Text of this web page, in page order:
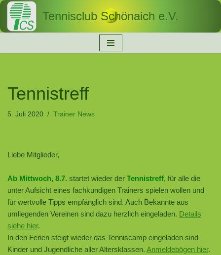
Zum
Tennisclub Schönaich e.V.
Tennistreff
5. Juli 2020 Trainer News
Liebe Mitglieder,
Ab Mittwoch, 8.7. startet wieder der Tennistreff, für alle die
unter Aufsicht eines fachkundigen Trainers spielen wollen und
für wertvolle Tipps empfänglich sind. Auch Bekannte aus
umliegenden Vereinen sind dazu herzlich eingeladen. Details
siehe hier.
In den Ferien steigt wieder das Tenniscamp eingeladen sind
Kinder und Jugendliche aller Altersklassen. Anmeldebögen hier.